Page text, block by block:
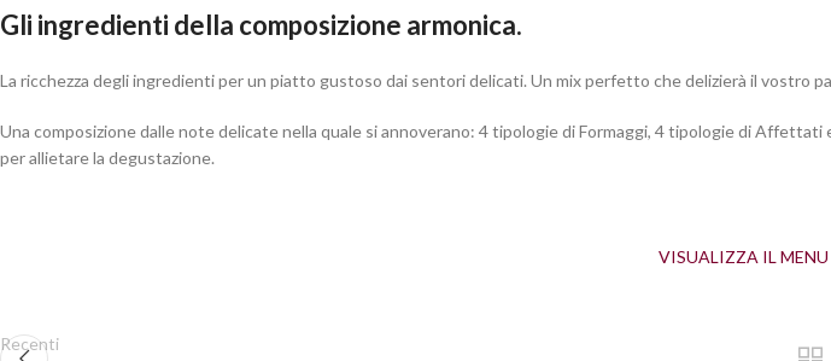
Gli ingredienti della composizione armonica.
La ricchezza degli ingredienti per un piatto gustoso dai sentori delicati. Un mix perfetto che delizierà il vostro
Una composizione dalle note delicate nella quale si annoverano: 4 tipologie di Formaggi, 4 tipologie di
per allietare la degustazione.
VISUALIZZA IL
Recenti